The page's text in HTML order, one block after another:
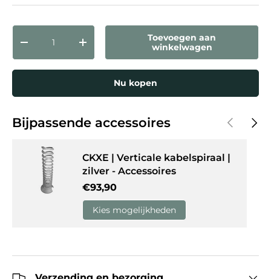
Aantal
Verlaag de hoeveelheidVerhoog de hoeveelheid
Toevoegen aan
winkelwagen
Nu kopen
Bijpassende accessoires Vorige
CKXE | Verticale kabelspiraal |
zilver - Accessoires
Reguliere prijs
€93,90
Kies mogelijkheden